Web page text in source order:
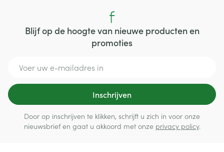
Blijf op de hoogte van nieuwe producten en
promoties
Inschrijven
Door op inschrijven te klikken, schrijft u zich in voor onze
nieuwsbrief en gaat u akkoord met onze privacy policy.